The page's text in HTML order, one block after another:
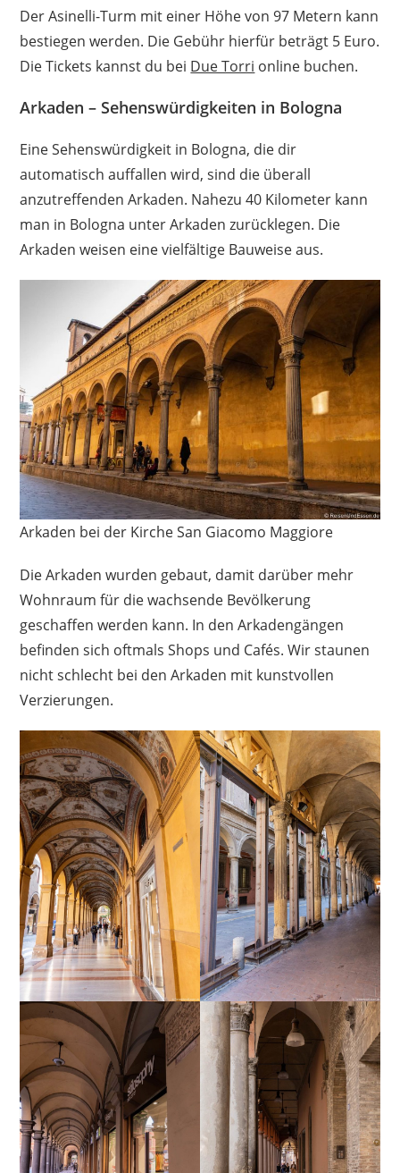
Der Asinelli-Turm mit einer Höhe von 97 Metern kann
bestiegen werden. Die Gebühr hierfür beträgt 5 Euro.
Die Tickets kannst du bei Due Torri online buchen.
Arkaden – Sehenswürdigkeiten in Bologna
Eine Sehenswürdigkeit in Bologna, die dir
automatisch auffallen wird, sind die überall
anzutreffenden Arkaden. Nahezu 40 Kilometer kann
man in Bologna unter Arkaden zurücklegen. Die
Arkaden weisen eine vielfältige Bauweise aus.
Arkaden bei der Kirche San Giacomo Maggiore
Die Arkaden wurden gebaut, damit darüber mehr
Wohnraum für die wachsende Bevölkerung
geschaffen werden kann. In den Arkadengängen
befinden sich oftmals Shops und Cafés. Wir staunen
nicht schlecht bei den Arkaden mit kunstvollen
Verzierungen.